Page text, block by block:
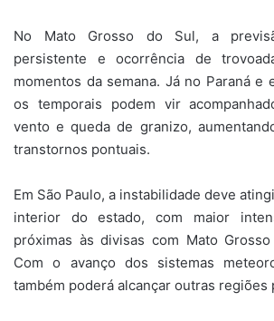
No Mato Grosso do Sul, a
persistente e ocorrência de
momentos da semana. Já no Paraná e
os temporais podem vir
vento e queda de granizo,
transtornos pontuais.
Em São Paulo, a instabilidade deve
interior do estado, com maior
próximas às divisas com Mato
Com o avanço dos sistemas
também poderá alcançar outras regiões